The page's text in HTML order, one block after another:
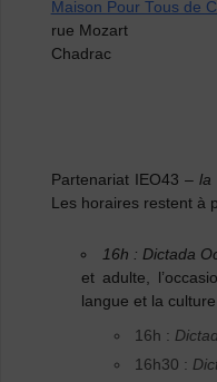
Maison Pour Tous de
rue Mozart
Chadrac
Partenariat IEO43 –la
Les horaires restent à
16h : Dictada
et adulte,
langue et la
16h :
16h30 :